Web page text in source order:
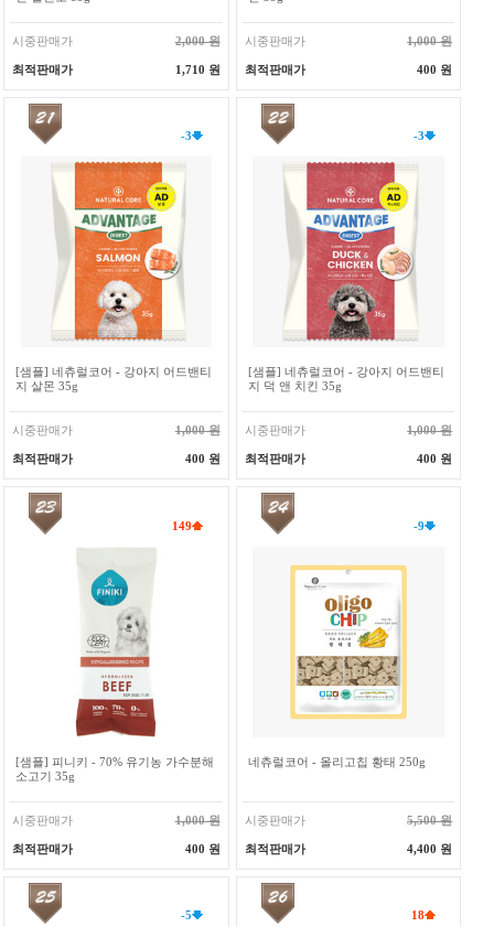
시중판매가 2,000 원
최적판매가 1,710 원
시중판매가 1,000 원
최적판매가 400 원
-3
[샘플] 네츄럴코어 - 강아지 어드밴티
지 살몬 35g
시중판매가 1,000 원
최적판매가 400 원
-3
[샘플] 네츄럴코어 - 강아지 어드밴티
지 덕 앤 치킨 35g
시중판매가 1,000 원
최적판매가 400 원
149
[샘플] 피니키 - 70% 유기농 가수분해
소고기 35g
시중판매가 1,000 원
최적판매가 400 원
-9
네츄럴코어 - 올리고칩 황태 250g
시중판매가 5,500 원
최적판매가 4,400 원
-5 18